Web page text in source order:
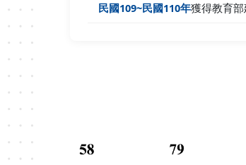
民國109~民國110年獲得教育部